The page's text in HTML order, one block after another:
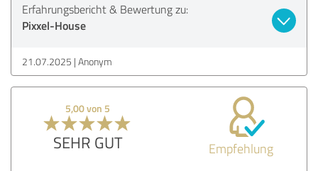
Erfahrungsbericht & Bewertung zu:
Pixxel-House
21.07.2025 Anonym
5,00 von 5
SEHR GUT Empfehlung